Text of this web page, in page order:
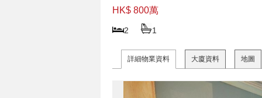
HK$ 800萬
2 1
詳細物業資料 大廈資料 地圖